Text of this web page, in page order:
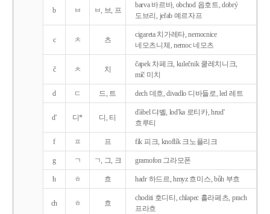
b ㅂ ㅂ, 브, 프
barva 바르바, obchod 옵호트, dobrý
도브리, jeřab 예르자프
c ㅊ 츠
cigareta 치가레타, nemocnice
네모츠니체, nemoc 네모츠
č ㅊ 치
čapek 차페크, kulečnik 쿨레치니크,
míč 미치
d ㄷ 드, 트 dech 데흐, divadlo 디바들로, led 레트
d' 디* 디, 티
d'ábel 댜벨, lod'ka 로티카, hrud'
흐루티
f ㅍ 프 fík 피크, knoflík 크노플리크
g ㄱ ㄱ, 그, 크 gramofon 그라모폰
h ㅎ 흐 hadr 하드르, hmyz 흐미스, bůh 부흐
ch ㅎ 흐
choditi 호디티, chlapec 흘라페츠, prach
프라흐